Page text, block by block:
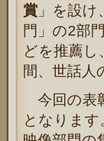
賞 」を設け
門」の2部
どを推薦
間、世話人
今回の表
となります